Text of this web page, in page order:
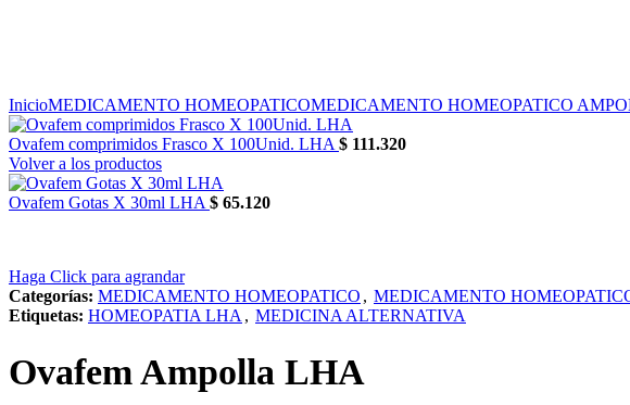
InicioMEDICAMENTO HOMEOPATICOMEDICAMENTO HOMEOPATICO
Ovafem comprimidos Frasco X 100Unid. LHA $ 111.320
Volver a los productos
Ovafem Gotas X 30ml LHA $ 65.120
Haga Click para agrandar
Categorías: MEDICAMENTO HOMEOPATICO , MEDICAMENTO
Etiquetas: HOMEOPATIA LHA , MEDICINA ALTERNATIVA
Ovafem Ampolla LHA